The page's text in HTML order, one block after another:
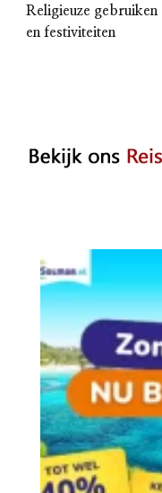
Religieuze gebruiken
en festiviteiten